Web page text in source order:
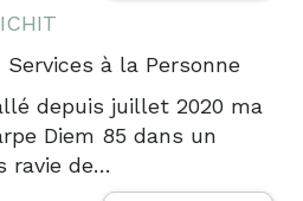
Services à la Personne
depuis juillet 2020 ma
Diem 85 dans un
ravie de…